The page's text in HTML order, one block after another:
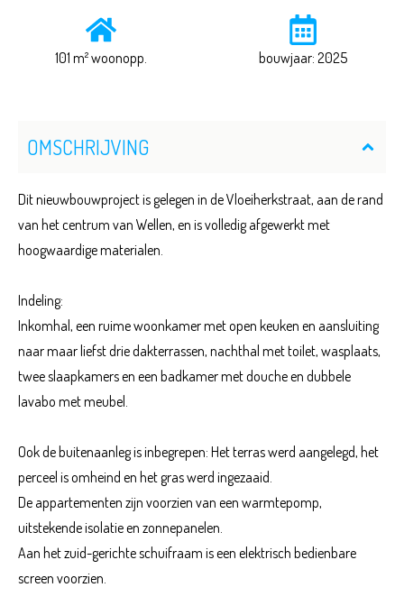
101 m² woonopp. bouwjaar: 2025
OMSCHRIJVING
Dit nieuwbouwproject is gelegen in de Vloeiherkstraat, aan de rand
van het centrum van Wellen, en is volledig afgewerkt met
hoogwaardige materialen.
Indeling:
Inkomhal, een ruime woonkamer met open keuken en aansluiting
naar maar liefst drie dakterrassen, nachthal met toilet, wasplaats,
twee slaapkamers en een badkamer met douche en dubbele
lavabo met meubel.
Ook de buitenaanleg is inbegrepen: Het terras werd aangelegd, het
perceel is omheind en het gras werd ingezaaid.
De appartementen zijn voorzien van een warmtepomp,
uitstekende isolatie en zonnepanelen.
Aan het zuid-gerichte schuifraam is een elektrisch bedienbare
screen voorzien.